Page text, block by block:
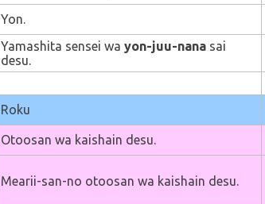
Yon.
Yamashita sensei wa yon-juu-nana sai
desu.
Roku
Otoosan wa kaishain desu.
Mearii-san-no otoosan wa kaishain desu.